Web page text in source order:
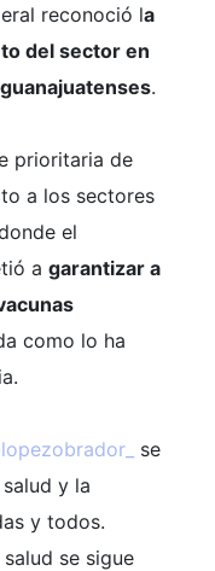
reconoció la
del sector en
.
prioritaria de
a los sectores
el
a garantizar a
como lo ha
se
y la
y todos.
se sigue